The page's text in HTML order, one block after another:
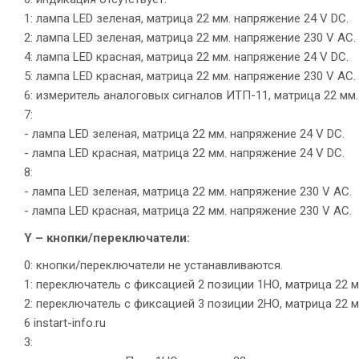
1: лампа LED зеленая, матрица 22 мм. напряжение 24 V DC.
2: лампа LED зеленая, матрица 22 мм. напряжение 230 V AC.
4: лампа LED красная, матрица 22 мм. напряжение 24 V DC.
5: лампа LED красная, матрица 22 мм. напряжение 230 V AC.
6: измеритель аналоговых сигналов ИТП-11, матрица 22 мм.
7:
- лампа LED зеленая, матрица 22 мм. напряжение 24 V DC.
- лампа LED красная, матрица 22 мм. напряжение 24 V DC.
8:
- лампа LED зеленая, матрица 22 мм. напряжение 230 V AC.
- лампа LED красная, матрица 22 мм. напряжение 230 V AC.
Y – кнопки/переключатели:
0: кнопки/переключатели не устанавливаются.
1: переключатель с фиксацией 2 позиции 1НО, матрица 22
2: переключатель с фиксацией 3 позиции 2НО, матрица 22
6 instart-info.ru
3: